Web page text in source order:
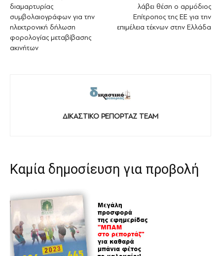
διαμαρτυρίας
συμβολαιογράφων για την
ηλεκτρονική δήλωση
φορολογίας μεταβίβασης
ακινήτων
λάβει θέση ο αρμόδιος
Επίτροπος της ΕΕ για την
επιμέλεια τέκνων στην Ελλάδα
ΔΙΚΑΣΤΙΚΟ ΡΕΠΟΡΤΑΖ TEAM
Καμία δημοσίευση για προβολή